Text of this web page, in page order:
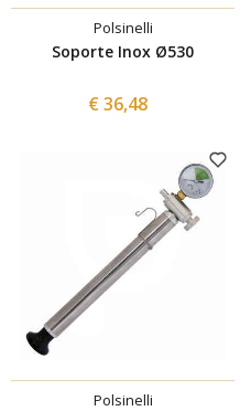
Polsinelli
Soporte Inox Ø530
€ 36,48
Polsinelli